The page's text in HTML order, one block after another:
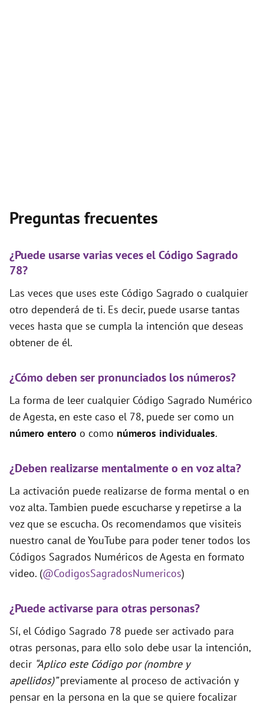
Preguntas frecuentes
¿Puede usarse varias veces el Código Sagrado
78?
Las veces que uses este Código Sagrado o cualquier
otro dependerá de ti. Es decir, puede usarse tantas
veces hasta que se cumpla la intención que deseas
obtener de él.
¿Cómo deben ser pronunciados los números?
La forma de leer cualquier Código Sagrado Numérico
de Agesta, en este caso el 78, puede ser como un
número entero o como números individuales.
¿Deben realizarse mentalmente o en voz alta?
La activación puede realizarse de forma mental o en
voz alta. Tambien puede escucharse y repetirse a la
vez que se escucha. Os recomendamos que visiteis
nuestro canal de YouTube para poder tener todos los
Códigos Sagrados Numéricos de Agesta en formato
video. (@CodigosSagradosNumericos)
¿Puede activarse para otras personas?
Sí, el Código Sagrado 78 puede ser activado para
otras personas, para ello solo debe usar la intención,
decir “Aplico este Código por (nombre y
apellidos)”previamente al proceso de activación y
pensar en la persona en la que se quiere focalizar